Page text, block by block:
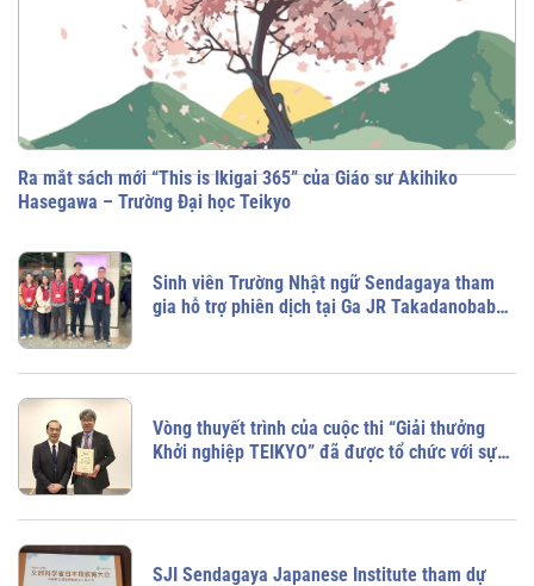
Ra mắt sách mới “This is Ikigai 365” của Giáo sư Akihiko
Hasegawa – Trường Đại học Teikyo
Sinh viên Trường Nhật ngữ Sendagaya tham
gia hỗ trợ phiên dịch tại Ga JR Takadanobaba
Vòng thuyết trình của cuộc thi “Giải thưởng
Khởi nghiệp TEIKYO” đã được tổ chức với sự
Teikyo.
SJI Sendagaya Japanese Institute tham dự